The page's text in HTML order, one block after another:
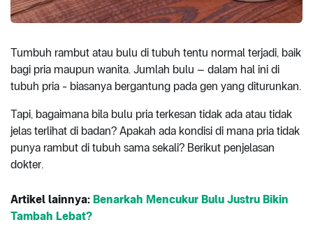
Tumbuh rambut atau bulu di tubuh tentu normal terjadi, baik
bagi pria maupun wanita. Jumlah bulu – dalam hal ini di
tubuh pria - biasanya bergantung pada gen yang diturunkan.
Tapi, bagaimana bila bulu pria terkesan tidak ada atau tidak
jelas terlihat di badan? Apakah ada kondisi di mana pria tidak
punya rambut di tubuh sama sekali? Berikut penjelasan
dokter.
Artikel lainnya: Benarkah Mencukur Bulu Justru Bikin
Tambah Lebat?